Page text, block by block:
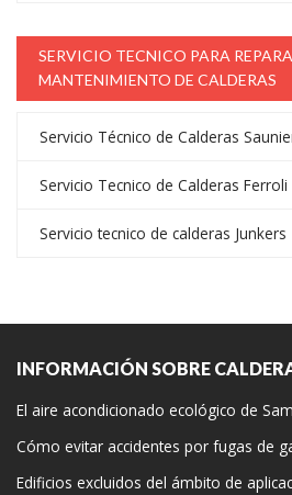
SERVICIO TECNICO PARA
MANTENIMIENTO DE CALDERAS
Servicio Técnico de Calderas
Servicio Tecnico de Calderas Ferroli
Servicio tecnico de calderas Junkers
INFORMACIÓN SOBRE
El aire acondicionado ecológico de
Cómo evitar accidentes por fugas de
Edificios excluidos del ámbito de